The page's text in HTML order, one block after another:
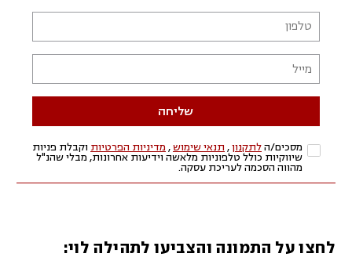
לחצו על התמונה והצביעו לתהילה לוי: